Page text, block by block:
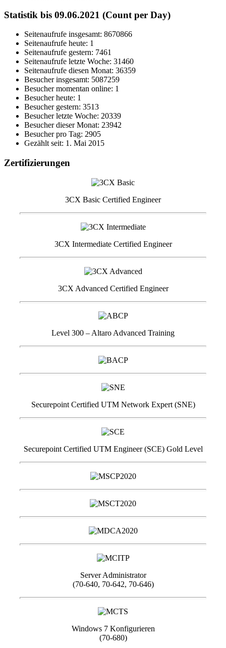
Statistik bis 09.06.2021 (Count per Day)
Seitenaufrufe insgesamt: 8670866
Seitenaufrufe heute: 1
Seitenaufrufe gestern: 7461
Seitenaufrufe letzte Woche: 31460
Seitenaufrufe diesen Monat: 36359
Besucher insgesamt: 5087259
Besucher momentan online: 1
Besucher heute: 1
Besucher gestern: 3513
Besucher letzte Woche: 20339
Besucher dieser Monat: 23942
Besucher pro Tag: 2905
Gezählt seit: 1. Mai 2015
Zertifizierungen
3CX Basic Certified Engineer
3CX Intermediate Certified Engineer
3CX Advanced Certified Engineer
Level 300 – Altaro Advanced Training
Securepoint Certified UTM Network Expert (SNE)
Securepoint Certified UTM Engineer (SCE) Gold Level
Server Administrator
(70-640, 70-642, 70-646)
Windows 7 Konfigurieren
(70-680)